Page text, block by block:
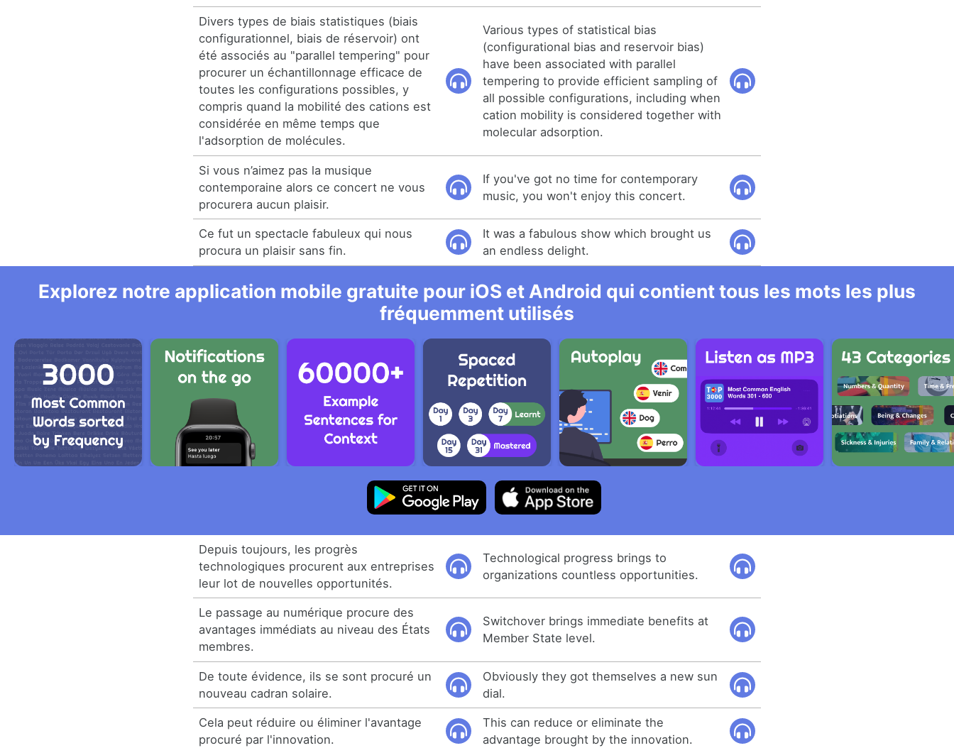
Divers types de biais statistiques (biais
configurationnel, biais de réservoir) ont
été associés au "parallel tempering" pour
procurer un échantillonnage efficace de
toutes les configurations possibles, y
compris quand la mobilité des cations est
considérée en même temps que
l'adsorption de molécules.
Various types of statistical bias
(configurational bias and reservoir bias)
have been associated with parallel
tempering to provide efficient sampling of
all possible configurations, including when
cation mobility is considered together with
molecular adsorption.
Si vous n’aimez pas la musique
contemporaine alors ce concert ne vous
procurera aucun plaisir.
If you've got no time for contemporary
music, you won't enjoy this concert.
Ce fut un spectacle fabuleux qui nous
procura un plaisir sans fin.
It was a fabulous show which brought us
an endless delight.
Explorez notre application mobile gratuite pour iOS et Android qui contient tous les mots les plus
fréquemment utilisés
Depuis toujours, les progrès
technologiques procurent aux entreprises
leur lot de nouvelles opportunités.
Technological progress brings to
organizations countless opportunities.
Le passage au numérique procure des
avantages immédiats au niveau des États
membres.
Switchover brings immediate benefits at
Member State level.
De toute évidence, ils se sont procuré un
nouveau cadran solaire.
Obviously they got themselves a new sun
dial.
Cela peut réduire ou éliminer l'avantage
procuré par l'innovation.
This can reduce or eliminate the
advantage brought by the innovation.